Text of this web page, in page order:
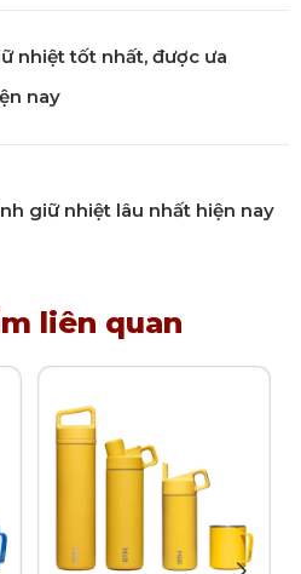
sẽ thích bộ làm kem mới
khuôn kem thực sự rất ấn
thú cho trẻ nhỏ.
nhiệt tốt nhất, được ưa
nay
giữ nhiệt lâu nhất hiện nay
liên quan